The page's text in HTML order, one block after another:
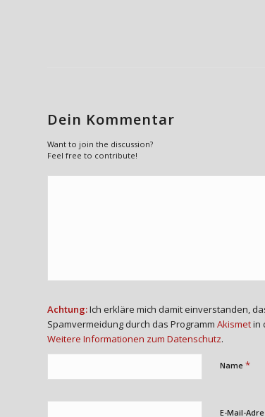
Dein Kommentar
Want to join the discussion?
Feel free to contribute!
Achtung:Ich erkläre mich damit einverstanden,
Spamvermeidung durch das Programm Akismetin
Weitere Informationen zum Datenschutz.
Name *
E-Mail-